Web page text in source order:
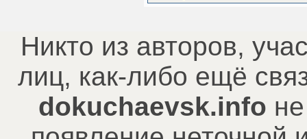
Никто из авторов,
лиц, как-либо ещё
dokuchaevsk.info